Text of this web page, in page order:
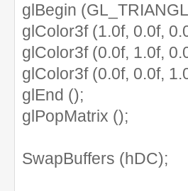
glBegin
glColor3f (1.0f, 0.0f,
glColor3f (0.0f, 1.0f,
glColor3f (0.0f, 0.0f,
glEnd ();
glPopMatrix ();
SwapBuffers (hDC);